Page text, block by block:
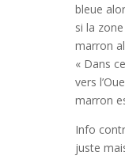
bleue
si la
marron
« Dans
vers
marron
Info
juste